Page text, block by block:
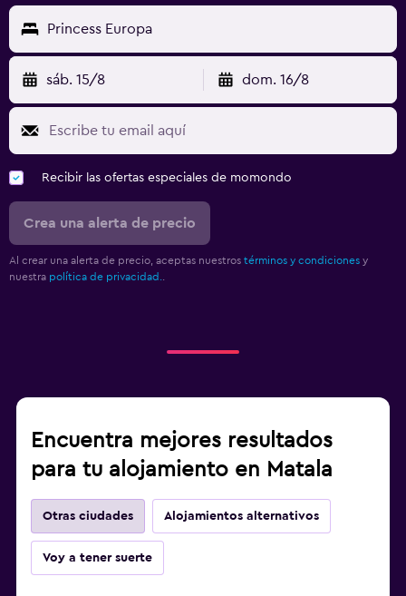
Princess Europa
sáb. 15/8 dom. 16/8
Recibir las ofertas especiales de momondo
Crea una alerta de precio
Al crear una alerta de precio, aceptas nuestros términos y condiciones y
nuestra política de privacidad.
Encuentra mejores resultados
para tu alojamiento en Matala
Otras ciudades Alojamientos alternativos
Voy a tener suerte